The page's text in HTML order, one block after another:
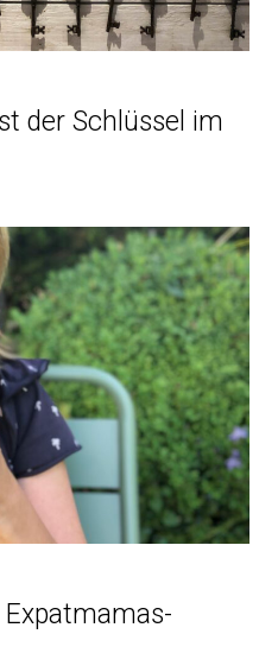
der Schlüssel im